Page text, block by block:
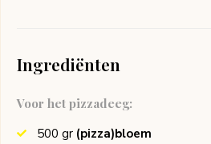
Ingrediënten
Voor het pizzadeeg:
500 gr (pizza)bloem